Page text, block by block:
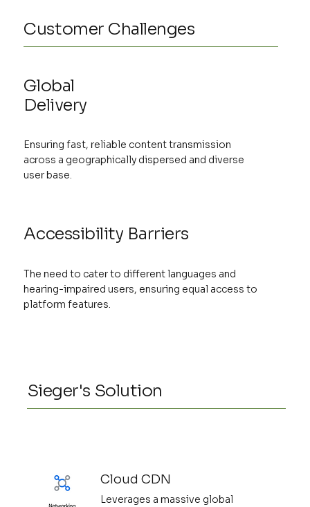
Customer Challenges
Ensuring fast, reliable content transmission
across a geographically dispersed and diverse
user base.
Global
Delivery
The need to cater to different languages and
hearing-impaired users, ensuring equal access to
platform features.
Accessibility Barriers
Sieger's Solution
Cloud CDN
Leverages a massive global